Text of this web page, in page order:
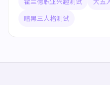
暗黑三人格测试